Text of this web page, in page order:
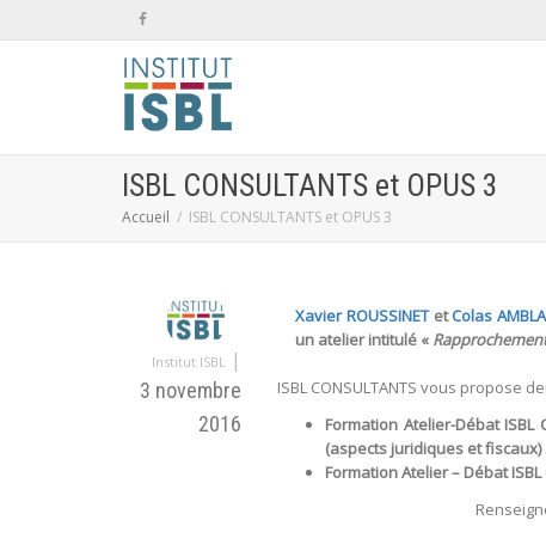
ISBL CONSULTANTS et OPUS 3
Accueil ISBL CONSULTANTS et OPUS 3
Institut ISBL |
3 novembre
2016
Xavier ROUSSINETetColas
un atelier intitulé «
ISBL CONSULTANTS vous propose
Formation Atelier-Débat
(aspects juridiques et fiscaux)
Formation Atelier – Débat